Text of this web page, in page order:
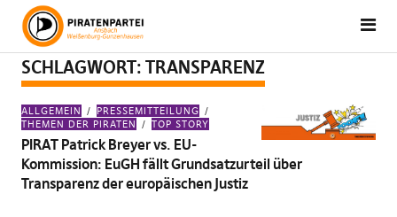
SCHLAGWORT: TRANSPARENZ
ALLGEMEIN
PRESSEMITTEILUNG
THEMEN DER PIRATEN
TOP STORY
PIRAT Patrick Breyer vs. EU-
Kommission: EuGH fällt Grundsatzurteil über
Transparenz der europäischen Justiz